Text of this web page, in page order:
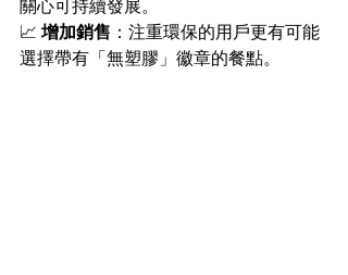
關心可持續發展。
📈 增加銷售 ：注重環保的用戶更有可能
選擇帶有「無塑膠」徽章的餐點。